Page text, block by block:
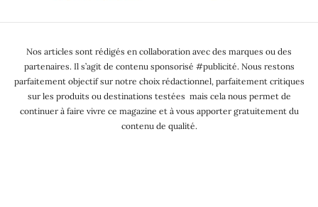
Nos articles sont rédigés en collaboration avec des marques ou des
partenaires. Il s’agit de contenu sponsorisé #publicité. Nous restons
parfaitement objectif sur notre choix rédactionnel, parfaitement critiques
sur les produits ou destinations testées mais cela nous permet de
continuer à faire vivre ce magazine et à vous apporter gratuitement du
contenu de qualité.